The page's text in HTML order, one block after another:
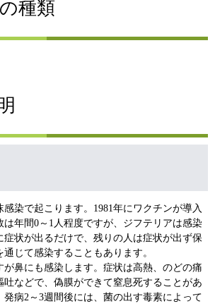
種類
染で起こります。1981年にワクチンが導入
は年間0～1人程度ですが、ジフテリアは感染
症状が出るだけで、残りの人は症状が出ず保
じて感染することもあります。
鼻にも感染します。症状は高熱、のどの痛
吐などで、偽膜ができて窒息死することがあ
発病2～3週間後には、菌の出す毒素によって